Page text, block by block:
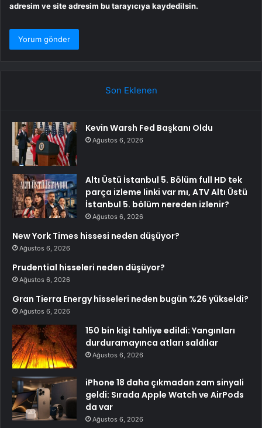
adresim ve site adresim bu tarayıcıya kaydedilsin.
Son Eklenen
Kevin Warsh Fed Başkanı Oldu
Ağustos 6, 2026
Altı Üstü İstanbul 5. Bölüm full HD tek
parça izleme linki var mı, ATV Altı Üstü
İstanbul 5. bölüm nereden izlenir?
Ağustos 6, 2026
New York Times hissesi neden düşüyor?
Ağustos 6, 2026
Prudential hisseleri neden düşüyor?
Ağustos 6, 2026
Gran Tierra Energy hisseleri neden bugün %26 yükseldi?
Ağustos 6, 2026
150 bin kişi tahliye edildi: Yangınları
durduramayınca atları saldılar
Ağustos 6, 2026
iPhone 18 daha çıkmadan zam sinyali
geldi: Sırada Apple Watch ve AirPods
da var
Ağustos 6, 2026